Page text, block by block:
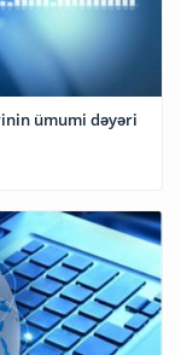
ümumi dəyəri